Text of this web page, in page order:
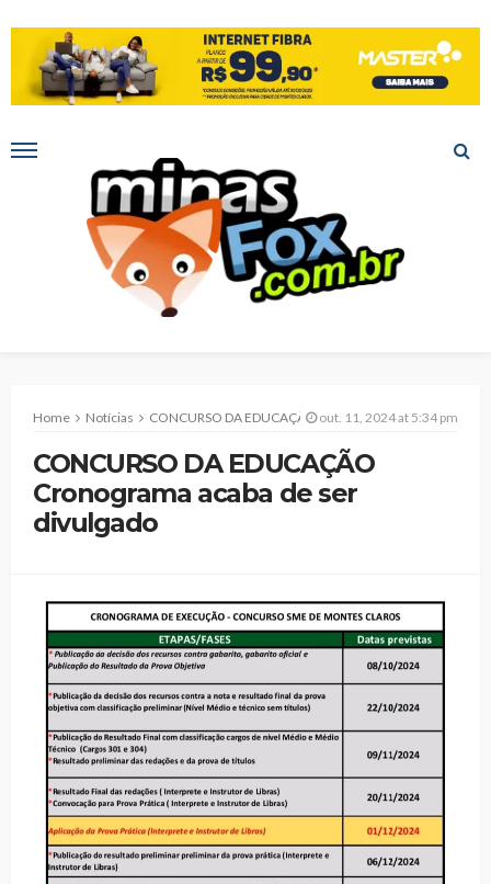
Home Notícias CONCURSO DA EDUCAÇÃO Cronograma acaba de ser divulgado
out. 11, 2024 at 5:34 pm
CONCURSO DA EDUCAÇÃO
Cronograma acaba de ser
divulgado